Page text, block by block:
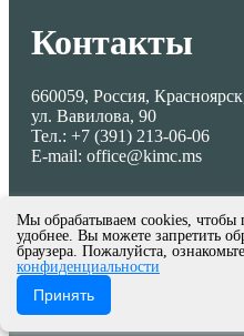
Контакты
660059, Россия,
ул. Вавилова, 90
Тел.: +7 (391) 213-06-06
E-mail: office@kimc.ms
© МКУ КИМЦ 2013-2026
Мы обрабатываем cookies, чтобы
удобнее. Вы можете запретить
браузера. Пожалуйста,
конфиденциальности
Принять